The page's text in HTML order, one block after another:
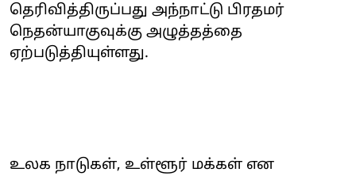
தெரிவித்திருப்பது அந்நாட்டு பிரதமர்
நெதன்யாகுவுக்கு அழுத்தத்தை
ஏற்படுத்தியுள்ளது.
உலக நாடுகள், உள்ளூர் மக்கள் என